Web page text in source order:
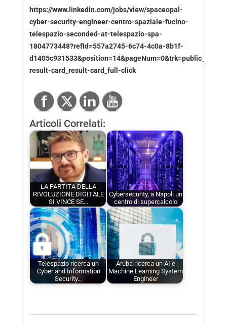
https://www.linkedin.com/jobs/view/spaceopal-
cyber-security-engineer-centro-spaziale-fucino-
telespazio-seconded-at-telespazio-spa-
1804773448?refId=557a2745-6c74-4c0a-8b1f-
result-card_result-card_full-click
Articoli Correlati:
LA PARTITA DELLA
RIVOLUZIONE DIGITALE
SI VINCE SE…
Cybersecurity, a Napoli un
centro di supercalcolo
Telespazio ricerca un
Cyber and Information
Security…
Aruba ricerca un AI e
Machine Learning System
Engineer